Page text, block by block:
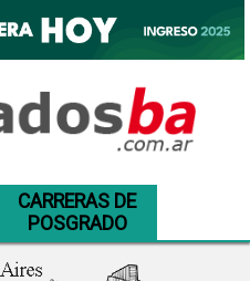
CARRERAS DE
POSGRADO